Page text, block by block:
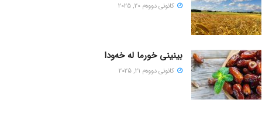
كانونی دووه‌م 20, 2025
بینینی خورما لە خەودا
كانونی دووه‌م 21, 2025